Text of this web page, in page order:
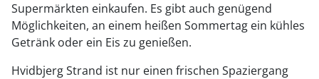
Supermärkten einkaufen. Es gibt auch genügend
Möglichkeiten, an einem heißen Sommertag ein kühles
Getränk oder ein Eis zu genießen.
Hvidbjerg Strand ist nur einen frischen Spaziergang